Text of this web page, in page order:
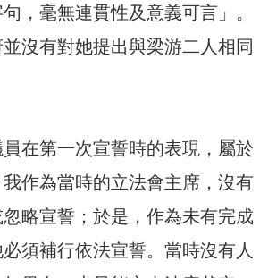
，毫無連貫性及意義可言」。
沒有對她提出與梁游二人相同
在第一次宣誓時的表現，屬於
作為當時的立法會主席，沒有
略宣誓；於是，作為未有完成
須補行依法宣誓。當時沒有人